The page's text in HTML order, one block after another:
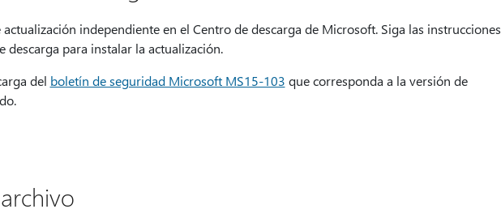
independiente en el Centro de descarga de Microsoft. Siga las instrucciones
descarga para instalar la actualización.
del boletín de seguridad Microsoft MS15-103 que corresponda a la versión de